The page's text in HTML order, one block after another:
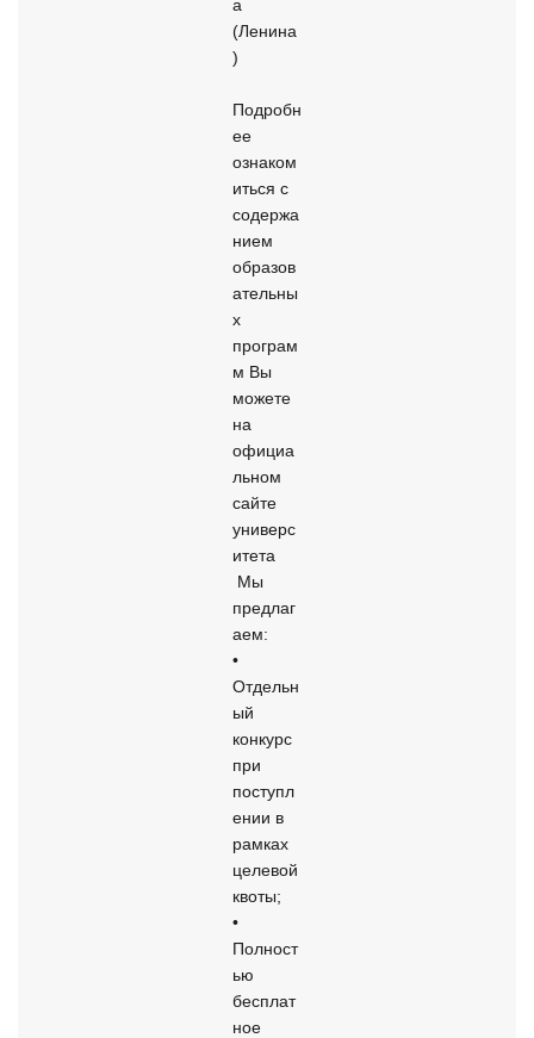
а
(Ленина
)
Подробн
ее
ознаком
иться с
содержа
нием
образов
ательны
х
програм
м Вы
можете
на
официа
льном
сайте
универс
итета
предлаг
аем:
•
Отдельн
ый
конкурс
при
поступл
ении в
рамках
целевой
квоты;
•
Полност
ью
бесплат
ное